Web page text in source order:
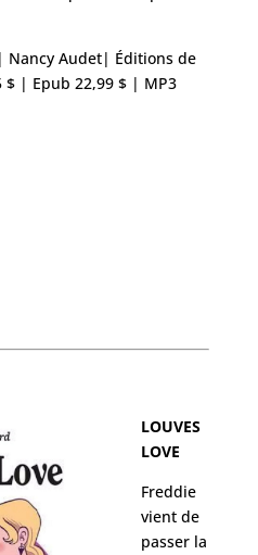
Audet| Éditions de
$ | Epub 22,99 $ | MP3
LOUVES
LOVE
Freddie
vient de
passer la